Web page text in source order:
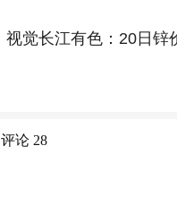
视觉长江有色：20日锌
评论 28